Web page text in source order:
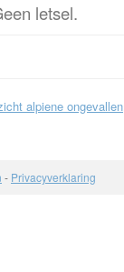
letsel.
alpiene ongevallen
- Privacyverklaring